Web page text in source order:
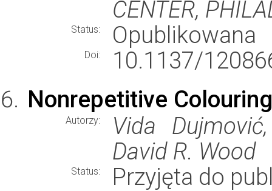
CENTER,
Status: Opublikowana
Doi:
10.1137/
Nonrepetitive
Autorzy:
Vida
David R. Wood
Status: Przyjęta do